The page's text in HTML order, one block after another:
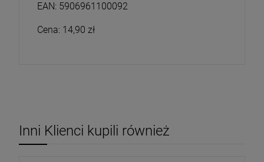
EAN: 5906961100092
Cena: 14,90 zł
Inni Klienci kupili również